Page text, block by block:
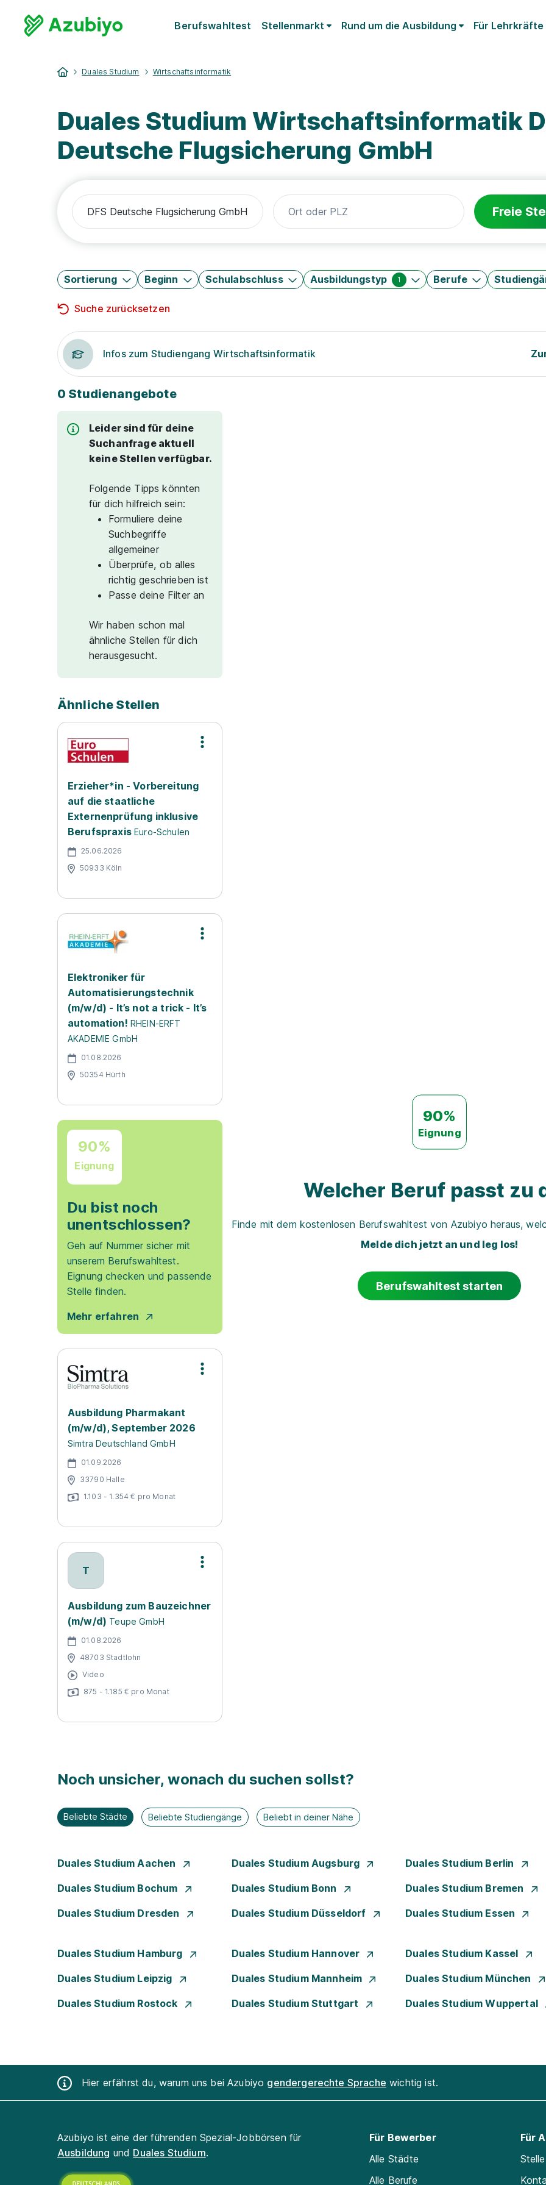
Berufswahltest Stellenmarkt Rund um die Ausbildung Für Lehrkräfte
Duales Studium Wirtschaftsinformatik
Duales Studium Wirtschaftsinformatik
Deutsche Flugsicherung GmbH
Freie
Sortierung Beginn Schulabschluss Ausbildungstyp 1 Berufe
Suche zurücksetzen
Infos zum Studiengang Wirtschaftsinformatik
0 Studienangebote
Leider sind für deine
Suchanfrage aktuell
keine Stellen verfügbar.
Folgende Tipps könnten
für dich hilfreich sein:
Formuliere deine
Suchbegriffe
allgemeiner
Überprüfe, ob alles
richtig geschrieben ist
Passe deine Filter an
Wir haben schon mal
ähnliche Stellen für dich
herausgesucht.
Ähnliche Stellen
Erzieher*in - Vorbereitung
auf die staatliche
Externenprüfung inklusive
Berufspraxis Euro-Schulen
25.06.2026
50933 Köln
Elektroniker für
Automatisierungstechnik
(m/w/d) - It’s not a trick - It’s
automation! RHEIN-ERFT
AKADEMIE GmbH
01.08.2026
50354 Hürth
90%
Eignung
Du bist noch
unentschlossen?
Geh auf Nummer sicher mit
unserem Berufswahltest.
Eignung checken und passende
Stelle finden.
Mehr erfahren
Ausbildung Pharmakant
(m/w/d), September 2026
Simtra Deutschland GmbH
01.09.2026
33790 Halle
1.103 - 1.354 € pro Monat
T
Ausbildung zum Bauzeichner
(m/w/d) Teupe GmbH
01.08.2026
48703 Stadtlohn
Video
875 - 1.185 € pro Monat
90%
Eignung
Welcher Beruf passt zu
Finde mit dem kostenlosen Berufswahltest von Azubiyo heraus,
Melde dich jetzt an und leg los!
Berufswahltest starten
Noch unsicher, wonach du suchen sollst?
Beliebte Städte Beliebte Studiengänge Beliebt in deiner Nähe
Duales Studium Aachen Duales Studium Augsburg Duales Studium Berlin
Duales Studium Bochum Duales Studium Bonn Duales Studium Bremen
Duales Studium Dresden Duales Studium Düsseldorf Duales Studium Essen
Duales Studium Hamburg Duales Studium Hannover Duales Studium Kassel
Duales Studium Leipzig Duales Studium Mannheim Duales Studium München
Duales Studium Rostock Duales Studium Stuttgart Duales Studium Wuppertal
Hier erfährst du, warum uns bei Azubiyo gendergerechte Sprache wichtig ist.
Azubiyo ist eine der führenden Spezial-Jobbörsen für
Ausbildung und Duales Studium.
Für Bewerber
Alle Städte
Alle Berufe
Für